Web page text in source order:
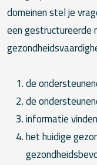
domeinen stel je
een gestructureerde
de
de
informatie
het huidige